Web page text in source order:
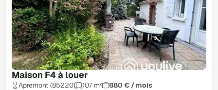
Maison F4 à louer
Apremont (85220) 107 m²
880 € / mois